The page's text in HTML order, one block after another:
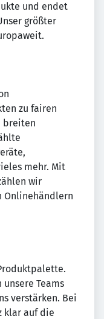
und endet
größter
zu fairen
breiten
mehr. Mit
wir
Onlinehändlern
Teams
verstärken. Bei
klar auf die